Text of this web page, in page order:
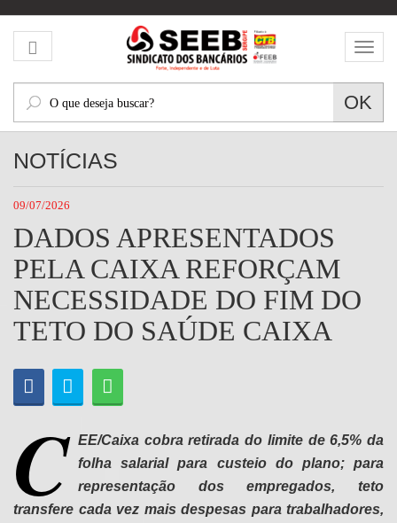
que
buscar?
OK
NOTÍCIAS
09/07/2026
DADOS APRESENTADOS
PELA CAIXA REFORÇAM
NECESSIDADE DO FIM DO
TETO DO SAÚDE CAIXA
C EE/Caixa cobra retirada do limite de 6,5% da
folha salarial para custeio do plano; para
representação dos empregados, teto
transfere cada vez mais despesas para trabalhadores,